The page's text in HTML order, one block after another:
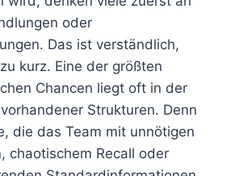
oder
Das ist verständlich,
kurz. Eine der größten
Chancen liegt oft in der
Strukturen. Denn
die das Team mit unnötigen
chaotischem Recall oder